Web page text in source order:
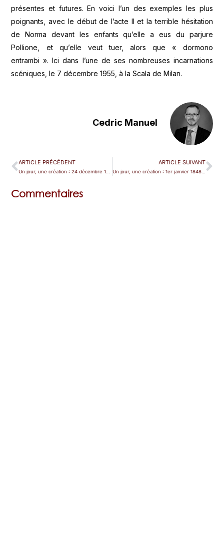
présentes et futures. En voici l’un des exemples les plus
poignants, avec le début de l’acte II et la terrible hésitation
de Norma devant les enfants qu’elle a eus du parjure
Pollione, et qu’elle veut tuer, alors que « dormono
entrambi ». Ici dans l’une de ses nombreuses incarnations
scéniques, le 7 décembre 1955, à la Scala de Milan.
Cedric Manuel
ARTICLE PRÉCÉDENT ARTICLE SUIVANT
Un jour, une création : 1er janvier 1848, le faux départ de l’opéra national polonais.
Commentaires